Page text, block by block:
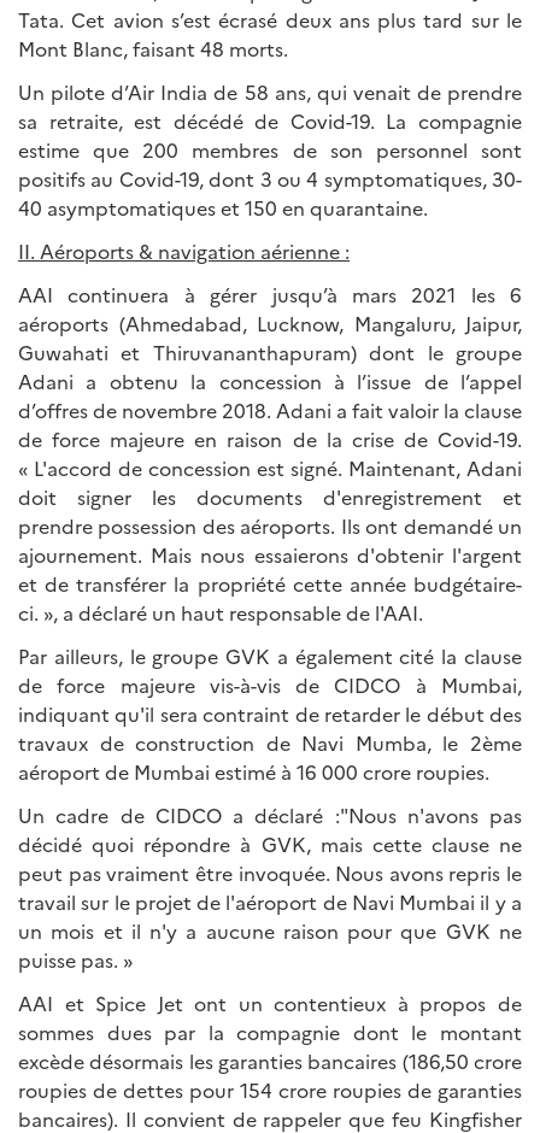
Tata. Cet avion s’est écrasé deux ans plus tard sur le
Mont Blanc, faisant 48 morts.
Un pilote d’Air India de 58 ans, qui venait de prendre
sa retraite, est décédé de Covid-19. La compagnie
estime que 200 membres de son personnel sont
positifs au Covid-19, dont 3 ou 4 symptomatiques, 30-
40 asymptomatiques et 150 en quarantaine.
II. Aéroports & navigation aérienne :
AAI continuera à gérer jusqu’à mars 2021 les 6
aéroports (Ahmedabad, Lucknow, Mangaluru, Jaipur,
Guwahati et Thiruvananthapuram) dont le groupe
Adani a obtenu la concession à l’issue de l’appel
d’offres de novembre 2018. Adani a fait valoir la clause
de force majeure en raison de la crise de Covid-19.
« L'accord de concession est signé. Maintenant, Adani
doit signer les documents d'enregistrement et
prendre possession des aéroports. Ils ont demandé un
ajournement. Mais nous essaierons d'obtenir l'argent
et de transférer la propriété cette année budgétaire-
ci. », a déclaré un haut responsable de l'AAI.
Par ailleurs, le groupe GVK a également cité la clause
de force majeure vis-à-vis de CIDCO à Mumbai,
indiquant qu'il sera contraint de retarder le début des
travaux de construction de Navi Mumba, le 2ème
aéroport de Mumbai estimé à 16 000 crore roupies.
Un cadre de CIDCO a déclaré :"Nous n'avons pas
décidé quoi répondre à GVK, mais cette clause ne
peut pas vraiment être invoquée. Nous avons repris le
travail sur le projet de l'aéroport de Navi Mumbai il y a
un mois et il n'y a aucune raison pour que GVK ne
puisse pas. »
AAI et Spice Jet ont un contentieux à propos de
sommes dues par la compagnie dont le montant
excède désormais les garanties bancaires (186,50 crore
roupies de dettes pour 154 crore roupies de garanties
bancaires). Il convient de rappeler que feu Kingfisher